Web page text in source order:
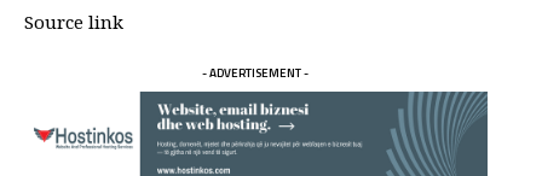
Source link
- ADVERTISEMENT -